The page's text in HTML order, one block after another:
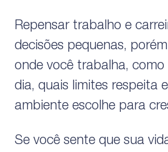
Repensar trabalho e
decisões pequenas,
onde você trabalha, como
dia, quais limites respeita
ambiente escolhe para
Se você sente que sua